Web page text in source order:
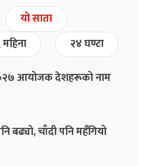
यो साता
२४ घण्टा
आयोजक देशहरूको नाम
चाँदी पनि महँगियो